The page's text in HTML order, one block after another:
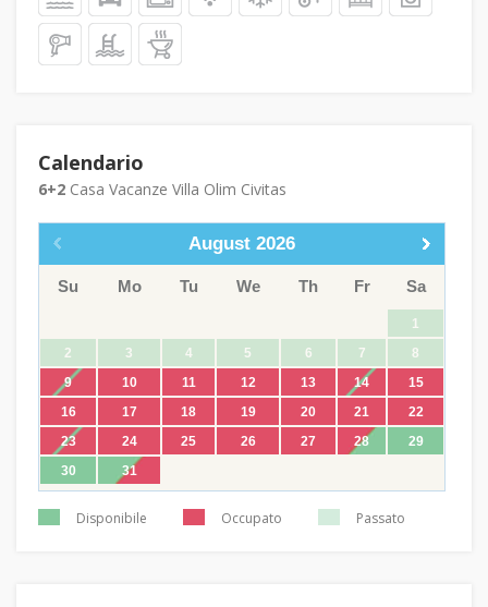
Calendario
6+2 Casa Vacanze Villa Olim Civitas
August 2026
Su Mo Tu We Th Fr Sa
1
2
3 4 5 6 7
8
9
10 11 12 13 14
15
16
17 18 19 20 21
22
23
24 25 26 27 28
29
30
31
Disponibile Occupato Passato